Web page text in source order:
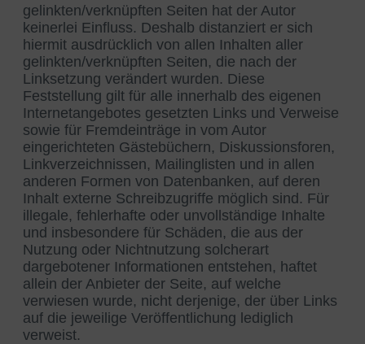
gelinkten/verknüpften Seiten hat der Autor
keinerlei Einfluss. Deshalb distanziert er sich
hiermit ausdrücklich von allen Inhalten aller
gelinkten/verknüpften Seiten, die nach der
Linksetzung verändert wurden. Diese
Feststellung gilt für alle innerhalb des eigenen
Internetangebotes gesetzten Links und Verweise
sowie für Fremdeinträge in vom Autor
eingerichteten Gästebüchern, Diskussionsforen,
Linkverzeichnissen, Mailinglisten und in allen
anderen Formen von Datenbanken, auf deren
Inhalt externe Schreibzugriffe möglich sind. Für
illegale, fehlerhafte oder unvollständige Inhalte
und insbesondere für Schäden, die aus der
Nutzung oder Nichtnutzung solcherart
dargebotener Informationen entstehen, haftet
allein der Anbieter der Seite, auf welche
verwiesen wurde, nicht derjenige, der über Links
auf die jeweilige Veröffentlichung lediglich
verweist.